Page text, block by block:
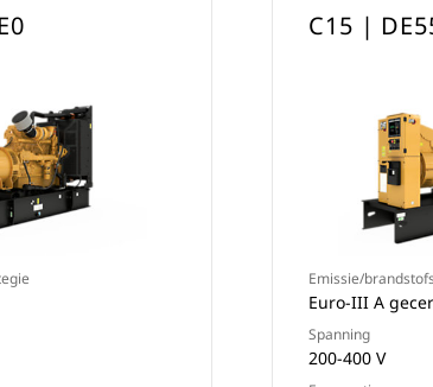
C15 |
Emissie/
Euro-III A
Spanning
200-400 V